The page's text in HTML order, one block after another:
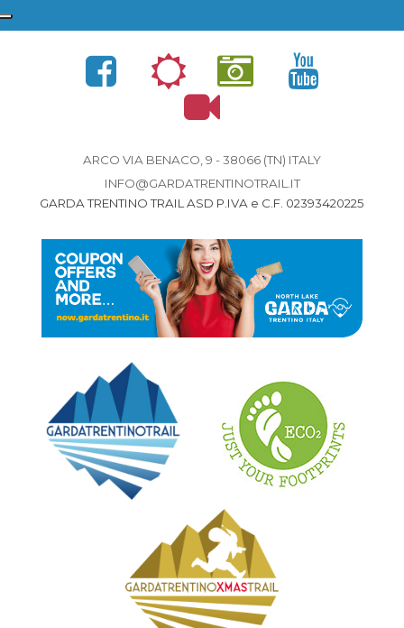
ARCO VIA BENACO, 9 - 38066 (TN) ITALY
INFO@GARDATRENTINOTRAIL.IT
GARDA TRENTINO TRAIL ASD P.IVA e C.F. 02393420225